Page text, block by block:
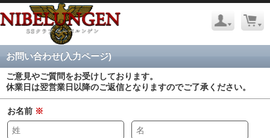
お問い合わせ(入力ページ)
ご意見やご質問をお受けしております。
休業日は翌営業日以降のご返信となりますのでご了承ください。
お名前 ※